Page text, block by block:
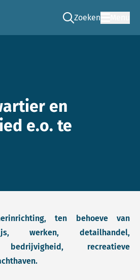
Zoeken
Ga naar de zoek
en
e.o. te
ten behoeve van
werken, detailhandel,
bedrijvigheid, recreatieve